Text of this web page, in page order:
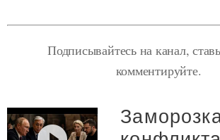
Подписывайтесь на канал,
комментируйте.